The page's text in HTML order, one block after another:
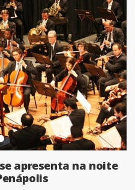
apresenta na noite